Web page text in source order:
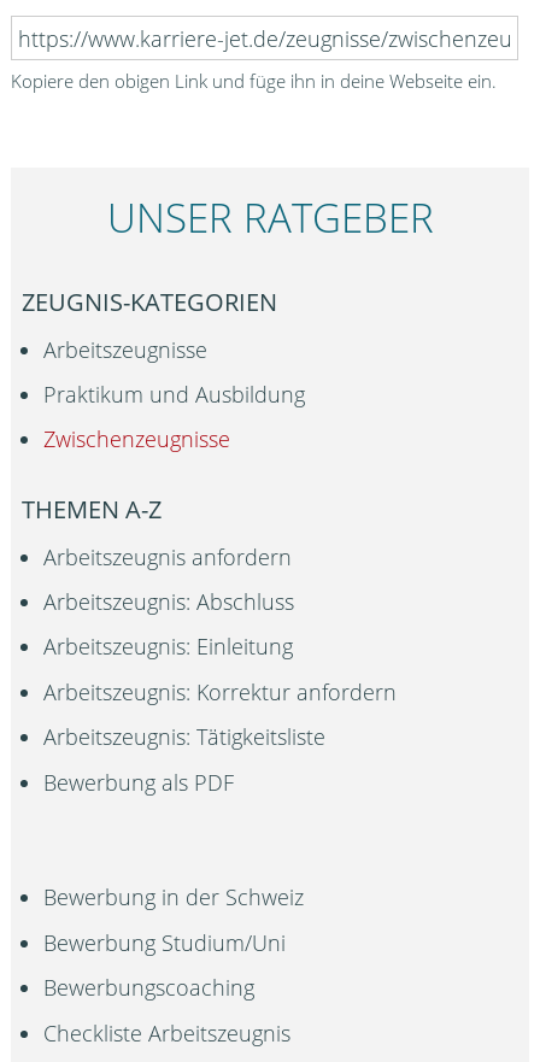
Kopiere den obigen Link und füge ihn in deine Webseite ein.
UNSER RATGEBER
ZEUGNIS-KATEGORIEN
Arbeitszeugnisse
Praktikum und Ausbildung
Zwischenzeugnisse
THEMEN A-Z
Arbeitszeugnis anfordern
Arbeitszeugnis: Abschluss
Arbeitszeugnis: Einleitung
Arbeitszeugnis: Korrektur anfordern
Arbeitszeugnis: Tätigkeitsliste
Bewerbung als PDF
Bewerbung in der Schweiz
Bewerbung Studium/Uni
Bewerbungscoaching
Checkliste Arbeitszeugnis